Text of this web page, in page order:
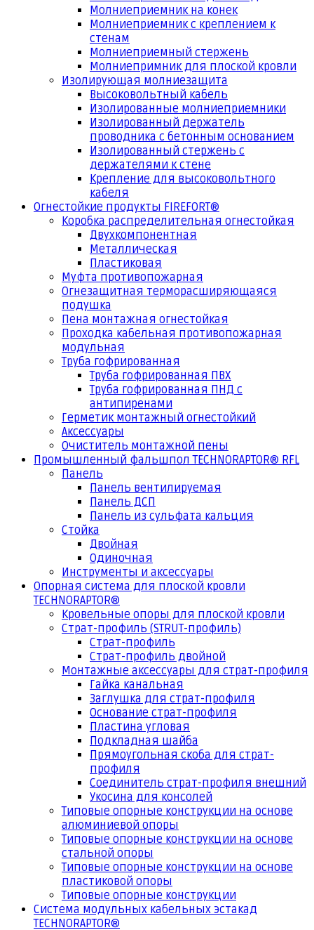
Молниеприемник на конек
Молниеприемник с креплением к
стенам
Молниеприемный стержень
Молниепримник для плоской кровли
Изолирующая молниезащита
Высоковольтный кабель
Изолированные молниеприемники
Изолированный держатель
проводника с бетонным основанием
Изолированный стержень с
держателями к стене
Крепление для высоковольтного
кабеля
Огнестойкие продукты FIREFORT®
Коробка распределительная огнестойкая
Двухкомпонентная
Металлическая
Пластиковая
Муфта противопожарная
Огнезащитная терморасширяющаяся
подушка
Пена монтажная огнестойкая
Проходка кабельная противопожарная
модульная
Труба гофрированная
Труба гофрированная ПВХ
Труба гофрированная ПНД с
антипиренами
Герметик монтажный огнестойкий
Аксессуары
Очиститель монтажной пены
Промышленный фальшпол TECHNORAPTOR® RFL
Панель
Панель вентилируемая
Панель ДСП
Панель из сульфата кальция
Стойка
Двойная
Одиночная
Инструменты и аксессуары
Опорная система для плоской кровли
TECHNORAPTOR®
Кровельные опоры для плоской кровли
Страт-профиль (STRUT-профиль)
Страт-профиль
Страт-профиль двойной
Монтажные аксессуары для страт-профиля
Гайка канальная
Заглушка для страт-профиля
Основание страт-профиля
Пластина угловая
Подкладная шайба
Прямоугольная скоба для страт-
профиля
Соединитель страт-профиля внешний
Укосина для консолей
Типовые опорные конструкции на основе
алюминиевой опоры
Типовые опорные конструкции на основе
стальной опоры
Типовые опорные конструкции на основе
пластиковой опоры
Типовые опорные конструкции
Система модульных кабельных эстакад
TECHNORAPTOR®